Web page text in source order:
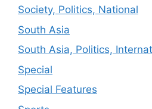
Society, Politics, National
South Asia
South Asia, Politics,
Special
Special Features